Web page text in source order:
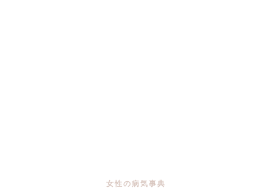
女性の病気事典